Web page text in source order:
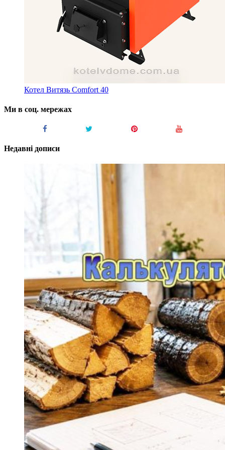
Котел Витязь Comfort 40
Ми в соц. мережах
Недавні дописи